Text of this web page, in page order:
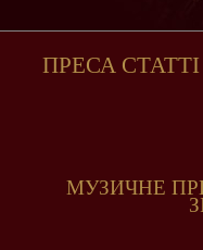
ПРЕСА СТАТТІ
МУЗИЧНЕ